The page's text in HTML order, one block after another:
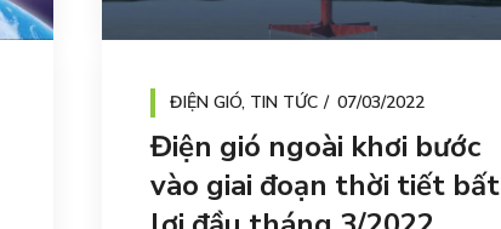
ĐIỆN GIÓ, TIN TỨC 07/03/2022
Điện gió ngoài khơi bước
vào giai đoạn thời tiết bất